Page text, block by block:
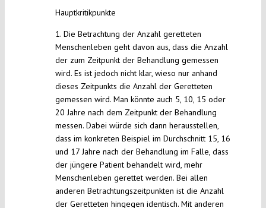
Hauptkritikpunkte
1. Die Betrachtung der Anzahl geretteten
Menschenleben geht davon aus, dass die Anzahl
der zum Zeitpunkt der Behandlung gemessen
wird. Es ist jedoch nicht klar, wieso nur anhand
dieses Zeitpunkts die Anzahl der Geretteten
gemessen wird. Man könnte auch 5, 10, 15 oder
20 Jahre nach dem Zeitpunkt der Behandlung
messen. Dabei würde sich dann herausstellen,
dass im konkreten Beispiel im Durchschnitt 15, 16
und 17 Jahre nach der Behandlung im Falle, dass
der jüngere Patient behandelt wird, mehr
Menschenleben gerettet werden. Bei allen
anderen Betrachtungszeitpunkten ist die Anzahl
der Geretteten hingegen identisch. Mit anderen